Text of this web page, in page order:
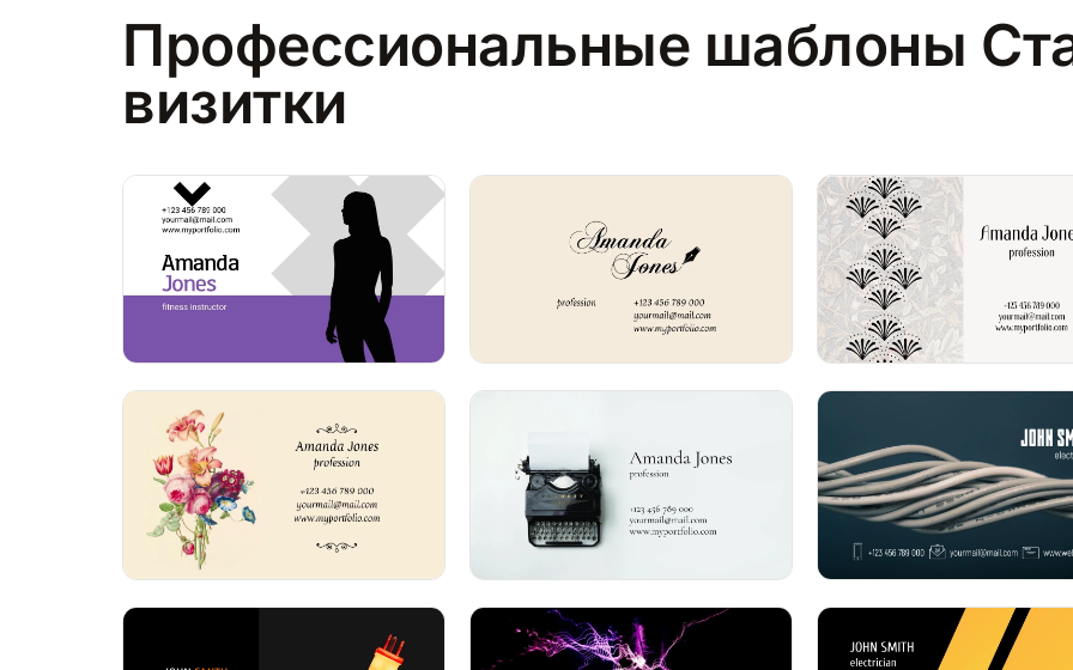
Профессиональные шаблоны
визитки